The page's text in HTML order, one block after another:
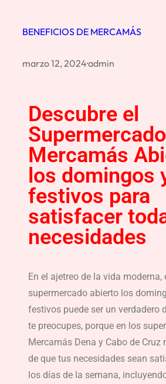
BENEFICIOS DE MERCAMÁS
marzo 12, 2024·admin
Descubre el
Supermercado
Mercamás
los domingos
festivos para
satisfacer
necesidades
En el ajetreo de la vida moderna,
supermercado abierto los
festivos puede ser un verdadero
te preocupes, porque en los
Mercamás Dena y Cabo de Cruz
de que tus necesidades sean
los días de la semana,